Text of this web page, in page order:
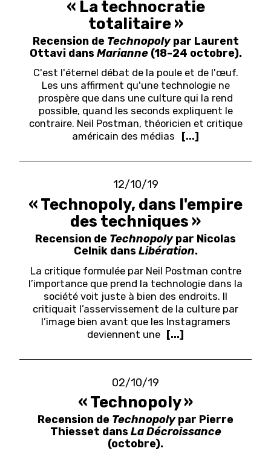
« La technocratie
totalitaire »
Recension de Technopolypar Laurent
Ottavi dans Marianne(18-24 octobre).
C'est l'éternel débat de la poule et de l'œuf.
Les uns affirment qu'une technologie ne
prospère que dans une culture qui la rend
possible, quand les seconds expliquent le
contraire. Neil Postman, théoricien et critique
américain des médias
[...]
12/10/19
« Technopoly, dans l'empire
des techniques »
Recension de Technopolypar Nicolas
Celnik dans Libération.
La critique formulée par Neil Postman contre
l’importance que prend la technologie dans la
société voit juste à bien des endroits. Il
critiquait l’asservissement de la culture par
l’image bien avant que les Instagramers
deviennent une [...]
02/10/19
« Technopoly »
Recension de Technopolypar Pierre
Thiesset dans La Décroissance
(octobre).